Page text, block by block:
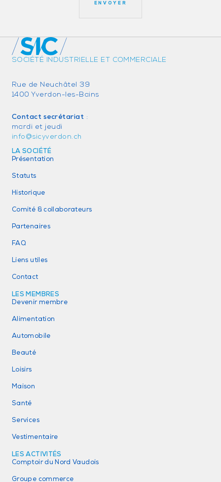
SOCIÉTÉ INDUSTRIELLE ET COMMERCIALE
Rue de Neuchâtel 39
1400 Yverdon-les-Bains
Contact secrétariat :
mardi et jeudi
info@sicyverdon.ch
LA SOCIÉTÉ
Présentation
Statuts
Historique
Comité & collaborateurs
Partenaires
FAQ
Liens utiles
Contact
LES MEMBRES
Devenir membre
Alimentation
Automobile
Beauté
Loisirs
Maison
Santé
Services
Vestimentaire
LES ACTIVITÉS
Comptoir du Nord Vaudois
Groupe commerce